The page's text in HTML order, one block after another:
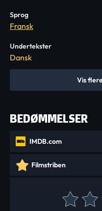
Sprog
Fransk
Undertekster
Dansk
Vis
BEDØMMELSER
IMDB.com
Filmstriben